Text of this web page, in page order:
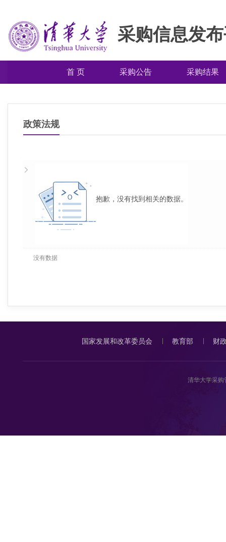
采购信息发
首 页 采购公告 采购结果
政策法规
抱歉，没有找到相关的数据。
没有数据
国家发展和改革委员会 教育部 财
清华大学采购